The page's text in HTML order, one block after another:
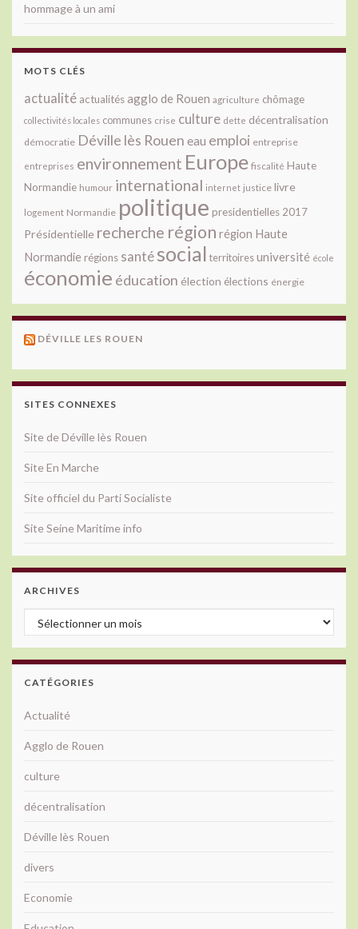
hommage à un ami
MOTS CLÉS
actualité actualitésagglo de Rouen agriculture chômage
collectivités locales communes crise culture dette décentralisation
démocratie Déville lès Rouen eau emploi entreprise
entreprises environnement Europe fiscalité Haute
Normandie humour international internet justice livre
logement Normandie politique presidentielles 2017
Présidentielle recherche région région Haute
Normandie régions santésocial territoiresuniversité école
économie éducation élection élections énergie
DÉVILLE LES ROUEN
SITES CONNEXES
Site de Déville lès Rouen
Site En Marche
Site officiel du Parti Socialiste
Site Seine Maritime info
ARCHIVES
Archives
CATÉGORIES
Actualité
Agglo de Rouen
culture
décentralisation
Déville lès Rouen
divers
Economie